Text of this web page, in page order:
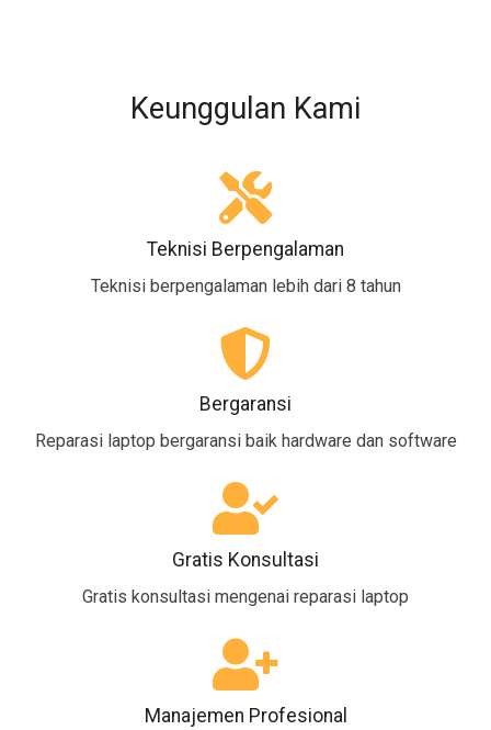
Keunggulan Kami
Teknisi Berpengalaman
Teknisi berpengalaman lebih dari 8 tahun
Bergaransi
Reparasi laptop bergaransi baik hardware dan software
Gratis Konsultasi
Gratis konsultasi mengenai reparasi laptop
Manajemen Profesional